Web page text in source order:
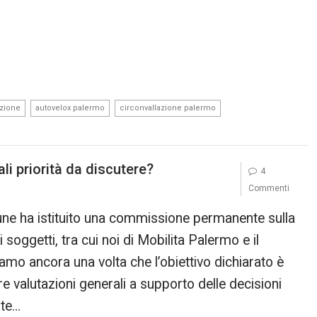
autovelox palermo circonvallazione palermo
priorità da discutere?
ha istituito una commissione permanente sulla
tra cui noi di Mobilita Palermo e il
ancora una volta che l’obiettivo dichiarato è
valutazioni generali a supporto delle decisioni
4
Commenti